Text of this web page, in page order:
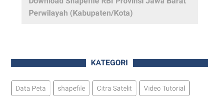
Perwilayah (Kabupaten/Kota)
KATEGORI
Data Peta shapefile Citra Satelit Video Tutorial